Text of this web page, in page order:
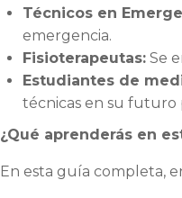
Técnicos en
emergencia.
Fisioterapeutas: Se
Estudiantes de
técnicas en su futuro
¿Qué aprenderás en
En esta guía completa,